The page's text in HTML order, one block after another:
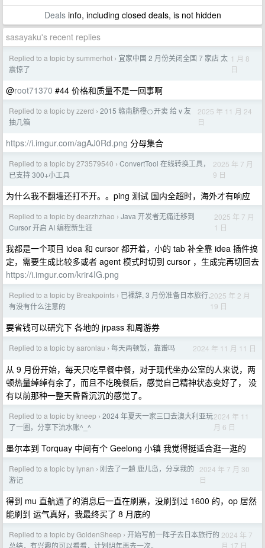
Dealsinfo, including closed deals, is not hidden
sasayaku's recent replies
Replied to a topic by summerhot › 宜家中国 2 月份关闭全国 7 家店 太
震惊了
1 月 8
日
@root71370 #44 价格和质量不是一回事啊
Replied to a topic by zzerd › 2015 赣南脐橙🍊开卖 给 v 友
抽几箱
2025 年 11 月 24
日
https://i.imgur.com/agAJ0Rd.png 分母集合
Replied to a topic by 273579540 › ConvertTool 在线转换工具，
已支持 300+小工具
2025 年 7 月
9 日
为什么我不翻墙还打不开。。ping 测试 国内全超时，海外才有响应
Replied to a topic by dearzhzhao › Java 开发者无痛迁移到
Cursor 开启 AI 编程新生涯
2025 年 7 月
1 日
我都是一个项目 idea 和 cursor 都开着，小的 tab 补全靠 idea 插件搞
定，需要生成比较多或者 agent 模式时切到 cursor ，生成完再切回去
https://i.imgur.com/krir4IG.png
Replied to a topic by Breakpoints › 已裸辞, 3 月份准备日本旅行,
有没有什么注意的
2025 年 2 月
19 日
要省钱可以研究下 各地的 jrpass 和周游券
Replied to a topic by aaronlau › 每天两顿饭，靠谱吗 2024 年 11 月 11 日
从 9 月份开始，每天只吃早餐中餐，对于现代坐办公室的人来说，两
顿热量绰绰有余了，而且不吃晚餐后，感觉自己精神状态变好了， 没
有以前那种一整天昏昏沉沉的感觉了。
Replied to a topic by kneep › 2024 年夏天一家三口去澳大利亚玩
了一圈，分享下流水账^_^
2024 年 11
月 6 日
墨尔本到 Torquay 中间有个 Geelong 小镇 我觉得挺适合逛一逛的
Replied to a topic by lynan › 刚去了一趟 鹿儿岛，分享我的
游记
2024 年 7 月 30
日
得到 mu 直航通了的消息后一直在刷票，没刷到过 1600 的，op 居然
能刷到 运气真好，我最终买了 8 月底的
Replied to a topic by GoldenSheep › 开始写前一阵子去日本旅行的
总结，有兴趣的可以看看，计划明年再去一次。
2024 年 7
月 17 日